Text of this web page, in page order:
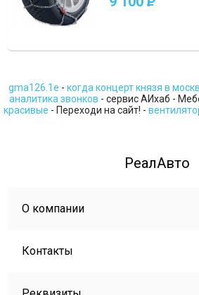
gma126.1e - когда концерт князя в
аналитика звонков - сервис АИхаб -
красивые - Переходи на сайт! -
РеалАвто
О компании
Контакты